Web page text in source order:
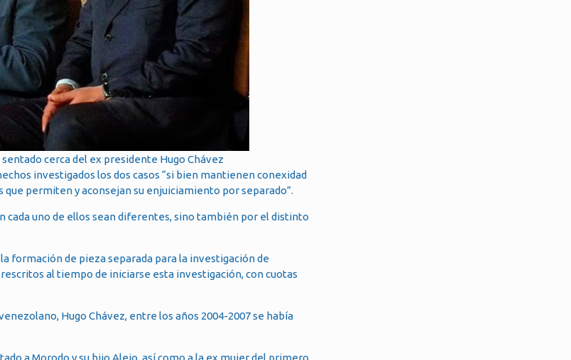
cerca del ex presidente Hugo Chávez
investigados los dos casos “si bien mantienen conexidad
permiten y aconsejan su enjuiciamiento por separado”.
cada uno de ellos sean diferentes, sino también por el distinto
formación de pieza separada para la investigación de
al tiempo de iniciarse esta investigación, con cuotas
Hugo Chávez, entre los años 2004-2007 se había
a Morodo y su hijo Alejo, así como a la ex mujer del primero